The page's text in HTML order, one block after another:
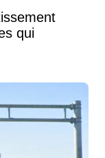
qui